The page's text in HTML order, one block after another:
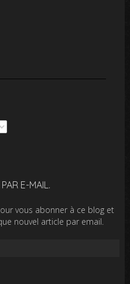
E-MAIL.
vous abonner à ce blog et
nouvel article par email.